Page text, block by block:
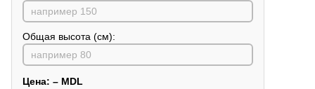
Общая высота (см):
Цена: – MDL